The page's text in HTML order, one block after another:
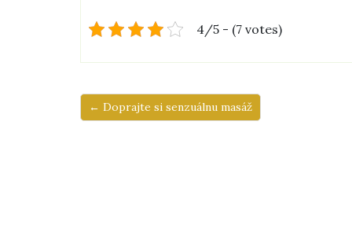
4/5 - (7 votes)
← Doprajte si senzuálnu masáž